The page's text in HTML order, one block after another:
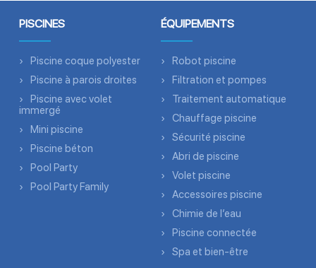
PISCINES
Piscine coque polyester
Piscine à parois droites
Piscine avec volet
immergé
Mini piscine
Piscine béton
Pool Party
Pool Party Family
ÉQUIPEMENTS
Robot piscine
Filtration et pompes
Traitement automatique
Chauffage piscine
Sécurité piscine
Abri de piscine
Volet piscine
Accessoires piscine
Chimie de l’eau
Piscine connectée
Spa et bien-être